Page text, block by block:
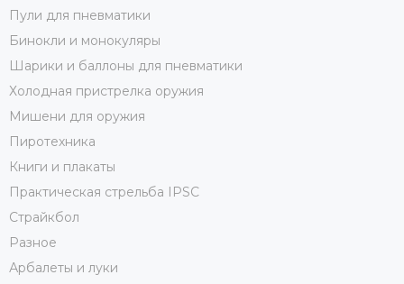
Пули для пневматики
Бинокли и монокуляры
Шарики и баллоны для пневматики
Холодная пристрелка оружия
Мишени для оружия
Пиротехника
Книги и плакаты
Практическая стрельба IPSC
Страйкбол
Разное
Арбалеты и луки